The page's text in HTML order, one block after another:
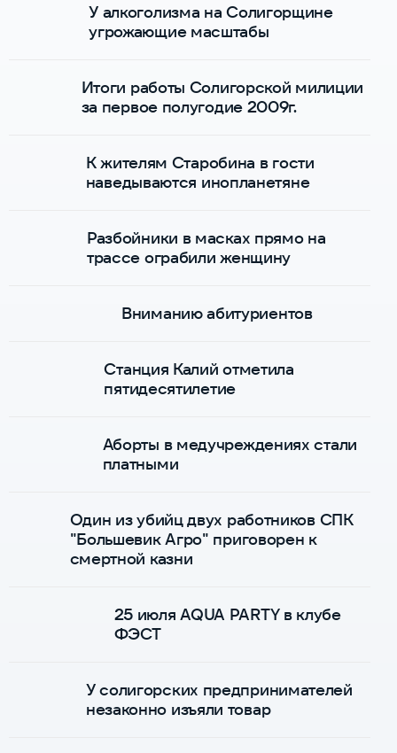
У алкоголизма на Солигорщине
угрожающие масштабы
Итоги работы Солигорской милиции
за первое полугодие 2009г.
К жителям Старобина в гости
наведываются инопланетяне
Разбойники в масках прямо на
трассе ограбили женщину
Вниманию абитуриентов
Станция Калий отметила
пятидесятилетие
Аборты в медучреждениях стали
платными
Один из убийц двух работников СПК
"Большевик Агро" приговорен к
смертной казни
25 июля AQUA PARTY в клубе
ФЭСТ
У солигорских предпринимателей
незаконно изъяли товар